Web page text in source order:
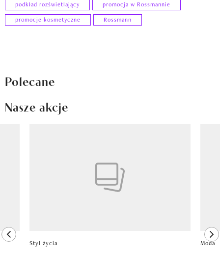
podkład rozświetlający
promocja w Rossmannie
promocje kosmetyczne
Rossmann
Polecane
Nasze akcje
previous element
Styl życia Moda